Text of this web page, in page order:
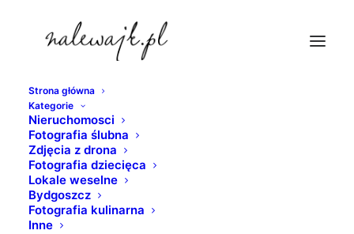
Strona główna
Kategorie
Nieruchomosci
Fotografia ślubna
Zdjęcia z drona
Fotografia dziecięca
Lokale weselne
Bydgoszcz
Fotografia kulinarna
Inne
bydgoszcz-wyspa-mlynska
Strona Główna
Galeria zdjęć | Fotografie architektury | Bydgoszcz, warto